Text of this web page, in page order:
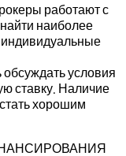
работают с
наиболее
обсуждать условия
ставку. Наличие
хорошим